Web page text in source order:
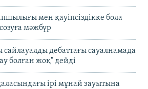
мен қауіпсіздікке бола
мәжбүр
сайлауалды дебаттағы сауалнамада
болған жоқ" дейді
ірі мұнай зауытына